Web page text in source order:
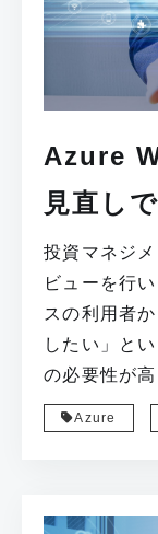
Azure
見直し
キュリ
投資マネジ
ビューを行
スの利用者
したい」と
の必要性が高
Azure